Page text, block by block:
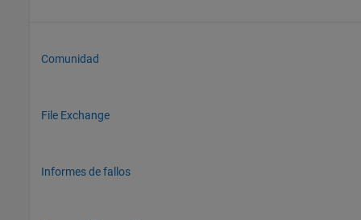
Comunidad
File Exchange
Informes de fallos